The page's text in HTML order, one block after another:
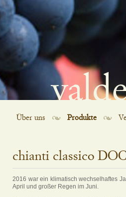
Über uns Produkte
chianti classico
2016 war ein klimatisch wechselhaftes
April und großer Regen im Juni.